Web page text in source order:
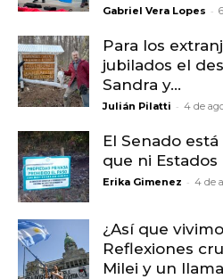
Gabriel Vera Lopes -
Para los
jubilados el
Sandra y...
Julián Pilatti - 4 de
El Senado
que ni
Erika Gimenez - 4 de
¿Así que
Reflexiones
Milei y un